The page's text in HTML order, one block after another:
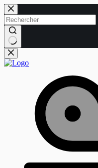
Passer
au
contenu
Aucun
résultat